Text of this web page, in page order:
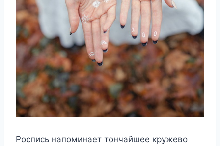
Роспись напоминает тончайшее кружево